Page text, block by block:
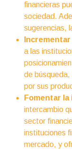
financieras
sociedad.
sugerencias,
a las
de búsqueda,
por sus
Fomentar
intercambio
sector
instituciones
mercado, y